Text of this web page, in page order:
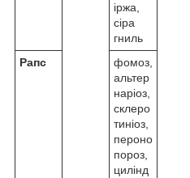
іржа,
сіра
гниль
Рапс
фомоз,
альтер
наріоз,
склеро
тиніоз,
пероно
пороз,
цилінд